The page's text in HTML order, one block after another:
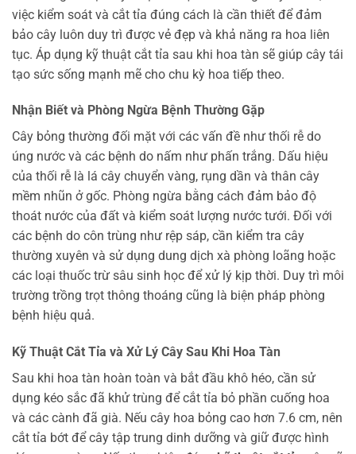
việc kiểm soát và cắt tỉa đúng cách là cần thiết để đảm
bảo cây luôn duy trì được vẻ đẹp và khả năng ra hoa liên
tục. Áp dụng kỹ thuật cắt tỉa sau khi hoa tàn sẽ giúp cây tái
tạo sức sống mạnh mẽ cho chu kỳ hoa tiếp theo.
Nhận Biết và Phòng Ngừa Bệnh Thường Gặp
Cây bỏng thường đối mặt với các vấn đề như thối rễ do
úng nước và các bệnh do nấm như phấn trắng. Dấu hiệu
của thối rễ là lá cây chuyển vàng, rụng dần và thân cây
mềm nhũn ở gốc. Phòng ngừa bằng cách đảm bảo độ
thoát nước của đất và kiểm soát lượng nước tưới. Đối với
các bệnh do côn trùng như rệp sáp, cần kiểm tra cây
thường xuyên và sử dụng dung dịch xà phòng loãng hoặc
các loại thuốc trừ sâu sinh học để xử lý kịp thời. Duy trì môi
trường trồng trọt thông thoáng cũng là biện pháp phòng
bệnh hiệu quả.
Kỹ Thuật Cắt Tỉa và Xử Lý Cây Sau Khi Hoa Tàn
Sau khi hoa tàn hoàn toàn và bắt đầu khô héo, cần sử
dụng kéo sắc đã khử trùng để cắt tỉa bỏ phần cuống hoa
và các cành đã già. Nếu cây hoa bỏng cao hơn 7.6 cm, nên
cắt tỉa bớt để cây tập trung dinh dưỡng và giữ được hình